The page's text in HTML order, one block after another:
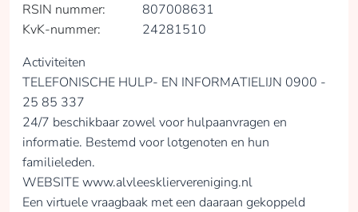
RSIN nummer:
807008631
KvK-nummer:
24281510
Activiteiten
TELEFONISCHE HULP- EN INFORMATIELIJN 0900 -
25 85 337
24/7 beschikbaar zowel voor hulpaanvragen en
informatie. Bestemd voor lotgenoten en hun
familieleden.
WEBSITE www.alvleeskliervereniging.nl
Een virtuele vraagbaak met een daaraan gekoppeld